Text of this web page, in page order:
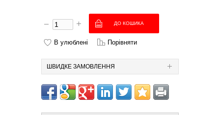
В улюблені Порівняти
ШВИДКЕ ЗАМОВЛЕННЯ